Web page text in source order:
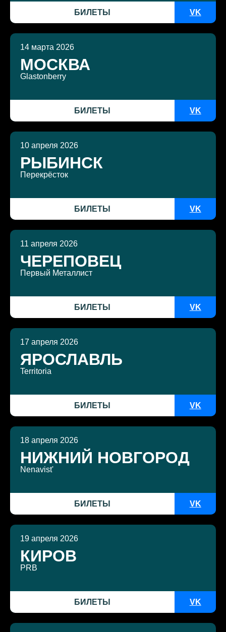
БИЛЕТЫ VK
14 марта 2026
МОСКВА
Glastonberry
БИЛЕТЫ VK
10 апреля 2026
РЫБИНСК
Перекрёсток
БИЛЕТЫ VK
11 апреля 2026
ЧЕРЕПОВЕЦ
Первый Металлист
БИЛЕТЫ VK
17 апреля 2026
ЯРОСЛАВЛЬ
Territoria
БИЛЕТЫ VK
18 апреля 2026
НИЖНИЙ НОВГОРОД
Nenavist'
БИЛЕТЫ VK
19 апреля 2026
КИРОВ
PRB
БИЛЕТЫ VK